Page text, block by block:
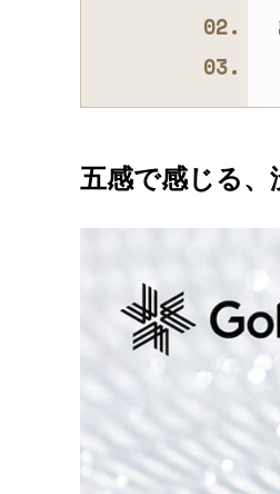
五感で感じる、